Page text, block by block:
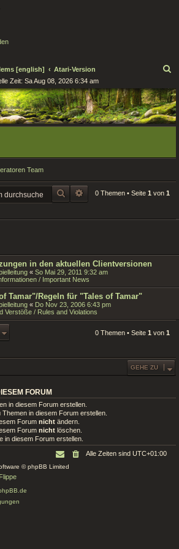
[english] Atari-Version
c
h
e
Zeit: Sa Aug 08, 2026 6:34 am
Team
SUCHE ERWEITERTE SUCHE
0 Themen • Seite 1 von 1
in den aktuellen Clientversionen
« So Mai 29, 2011 9:32 am
/ Important News
Tamar"/Regeln für "Tales of Tamar"
« Do Nov 23, 2006 6:43 pm
Verstöße / Rules and Violations
0 Themen • Seite 1 von 1
GEHE ZU
FORUM
in diesem Forum erstellen.
in diesem Forum erstellen.
Forum nicht ändern.
Forum nicht löschen.
in diesem Forum erstellen.
Alle Zeiten sind UTC+01:00
© phpBB Limited